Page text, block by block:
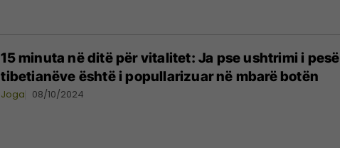
15 minuta në ditë për vitalitet: Ja pse ushtrimi i pesë
tibetianëve është i popullarizuar në mbarë botën
Joga 08/10/2024